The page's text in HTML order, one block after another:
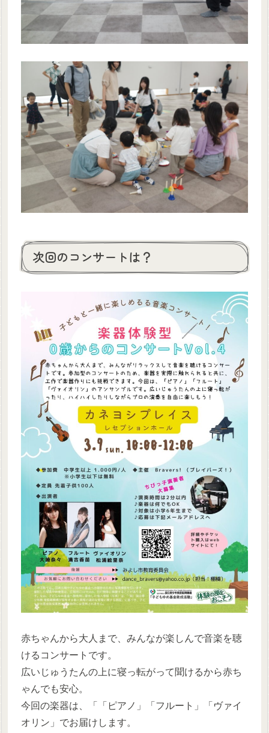
次回のコンサートは？
赤ちゃんから大人まで、みんなが楽しんで音楽を聴
けるコンサートです。
広いじゅうたんの上に寝っ転がって聞けるから赤ち
ゃんでも安心。
今回の楽器は、「「ピアノ」「フルート」「ヴァイ
オリン」でお届けします。